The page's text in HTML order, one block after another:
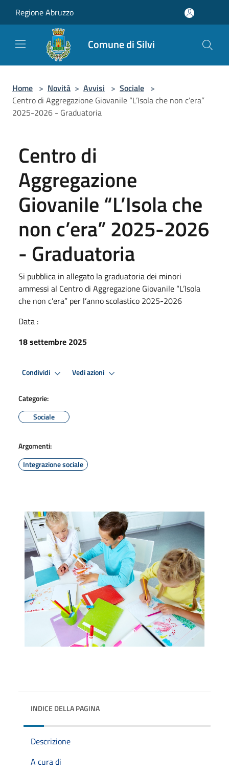
Regione Abruzzo
Comune di Silvi
Home > Novità > Avvisi > Sociale >
Centro di Aggregazione Giovanile “L’Isola che non c’era”
2025-2026 - Graduatoria
Centro di
Aggregazione
Giovanile “L’Isola che
non c’era” 2025-2026
- Graduatoria
Si pubblica in allegato la graduatoria dei minori
ammessi al Centro di Aggregazione Giovanile “L’Isola
che non c’era” per l’anno scolastico 2025-2026
Data :
18 settembre 2025
Condividi Vedi azioni
Categorie:
Sociale
Argomenti:
Integrazione sociale
INDICE DELLA PAGINA
Descrizione
A cura di